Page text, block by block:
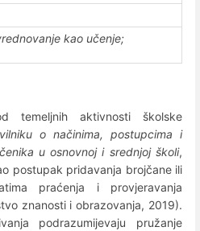
kao učenje;
temeljnih aktivnosti školske
o načinima, postupcima i
u osnovnoj i srednjoj školi,
postupak pridavanja brojčane ili
praćenja i provjeravanja
znanosti i obrazovanja, 2019).
podrazumijevaju pružanje